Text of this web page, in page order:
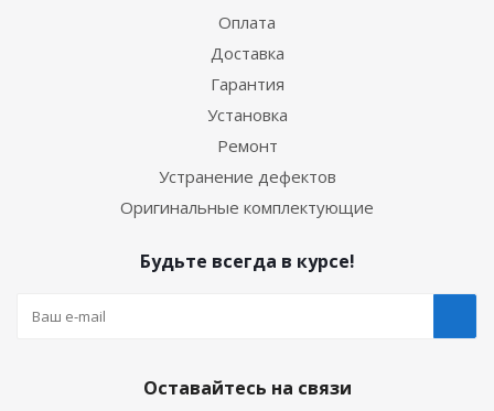
Оплата
Доставка
Гарантия
Установка
Ремонт
Устранение дефектов
Оригинальные комплектующие
Будьте всегда в курсе!
Оставайтесь на связи